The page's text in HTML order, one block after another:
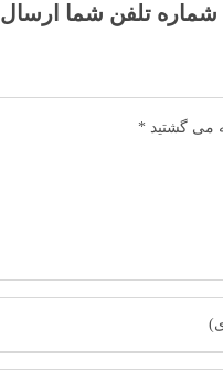
شماره تلفن شما ارسال